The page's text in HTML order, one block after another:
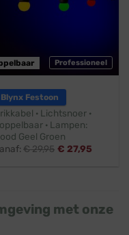
Professioneel
Blynx Festoon
· Lichtsnoer ·
· Lampen:
Geel Groen
€29,95 € 27,95
met onze